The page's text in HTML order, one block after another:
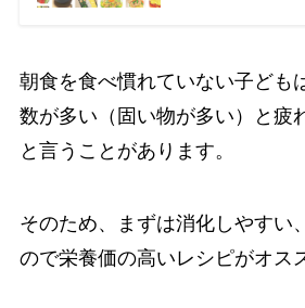
朝食を食べ慣れていない子ども
数が多い（固い物が多い）と疲
と言うことがあります。
そのため、まずは消化しやすい
ので栄養価の高いレシピがオス